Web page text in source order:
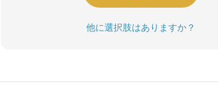
他に選択肢はありますか？